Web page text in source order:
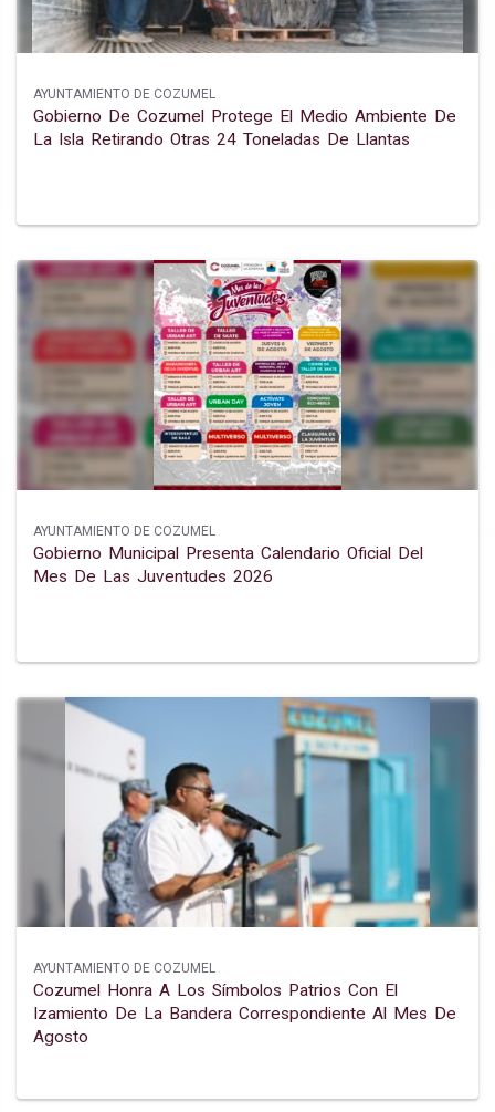
AYUNTAMIENTO DE COZUMEL
Gobierno De Cozumel Protege El Medio Ambiente De
La Isla Retirando Otras 24 Toneladas De Llantas
AYUNTAMIENTO DE COZUMEL
Gobierno Municipal Presenta Calendario Oficial Del
Mes De Las Juventudes 2026
AYUNTAMIENTO DE COZUMEL
Cozumel Honra A Los Símbolos Patrios Con El
Izamiento De La Bandera Correspondiente Al Mes De
Agosto